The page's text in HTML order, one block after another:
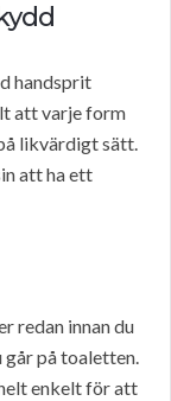
handsprit
att varje form
likvärdigt sätt.
att ha ett
redan innan du
går på toaletten.
enkelt för att